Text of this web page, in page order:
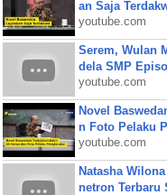
an Saja
youtube.com
Serem, Wulan
dela SMP
youtube.com
Novel
n Foto Pelaku
youtube.com
Natasha
netron Terbaru